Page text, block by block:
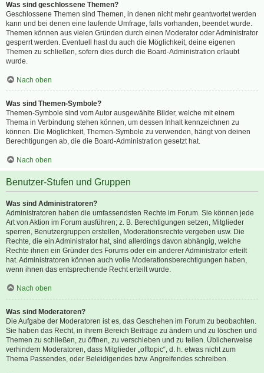
Was sind geschlossene Themen?
Geschlossene Themen sind Themen, in denen nicht mehr geantwortet werden
kann und bei denen eine laufende Umfrage, falls vorhanden, beendet wurde.
Themen können aus vielen Gründen durch einen Moderator oder Administrator
gesperrt werden. Eventuell hast du auch die Möglichkeit, deine eigenen
Themen zu schließen, sofern dies durch die Board-Administration erlaubt
wurde.
Nach oben
Was sind Themen-Symbole?
Themen-Symbole sind vom Autor ausgewählte Bilder, welche mit einem
Thema in Verbindung stehen können, um dessen Inhalt kennzeichnen zu
können. Die Möglichkeit, Themen-Symbole zu verwenden, hängt von deinen
Berechtigungen ab, die die Board-Administration gesetzt hat.
Nach oben
Benutzer-Stufen und Gruppen
Was sind Administratoren?
Administratoren haben die umfassendsten Rechte im Forum. Sie können jede
Art von Aktion im Forum ausführen; z. B. Berechtigungen setzen, Mitglieder
sperren, Benutzergruppen erstellen, Moderationsrechte vergeben usw. Die
Rechte, die ein Administrator hat, sind allerdings davon abhängig, welche
Rechte ihnen ein Gründer des Forums oder ein anderer Administrator erteilt
hat. Administratoren können auch volle Moderationsberechtigungen haben,
wenn ihnen das entsprechende Recht erteilt wurde.
Nach oben
Was sind Moderatoren?
Die Aufgabe der Moderatoren ist es, das Geschehen im Forum zu beobachten.
Sie haben das Recht, in ihrem Bereich Beiträge zu ändern und zu löschen und
Themen zu schließen, zu öffnen, zu verschieben und zu teilen. Üblicherweise
verhindern Moderatoren, dass Mitglieder „offtopic“, d. h. etwas nicht zum
Thema Passendes, oder Beleidigendes bzw. Angreifendes schreiben.